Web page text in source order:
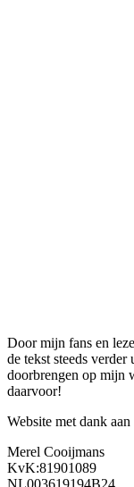
Door mijn fans en
de tekst steeds
doorbrengen op mijn
daarvoor!
Website met dank
Merel Cooijmans
KvK:81901089